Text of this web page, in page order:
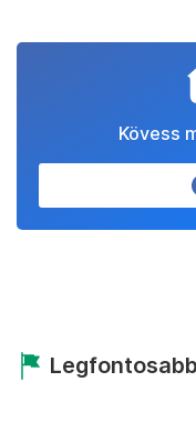
Kövess
Legfontosabb